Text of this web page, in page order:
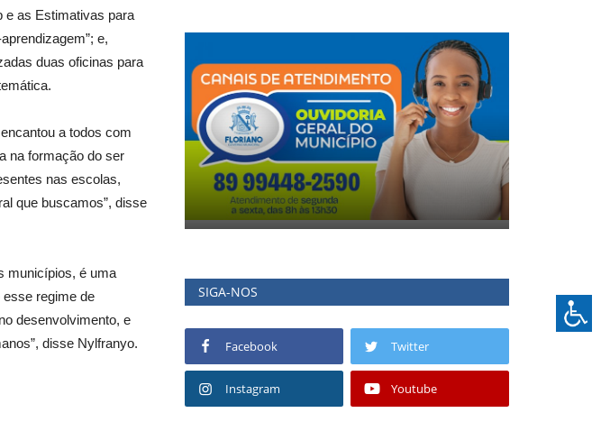
e as Estimativas para
e,
duas oficinas para
a todos com
na formação do ser
nas escolas,
que buscamos”, disse
municípios, é uma
esse regime de
desenvolvimento, e
disse Nylfranyo.
SIGA-NOS
Facebook Twitter
Instagram Youtube